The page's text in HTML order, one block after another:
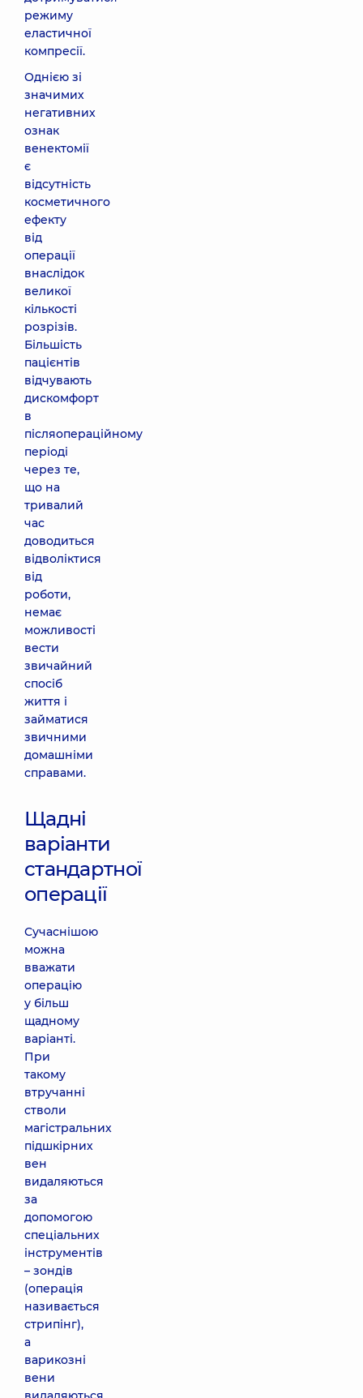
режиму
еластичної
компресії.
Однією зі
значимих
негативних
ознак
венектомії
є
відсутність
косметичного
ефекту
від
операції
внаслідок
великої
кількості
розрізів.
Більшість
пацієнтів
відчувають
дискомфорт
в
післяопераційному
періоді
через те,
що на
тривалий
час
доводиться
відволіктися
від
роботи,
немає
можливості
вести
звичайний
спосіб
життя і
займатися
звичними
домашніми
справами.
Щадні
варіанти
стандартної
операції
Сучаснішою
можна
вважати
операцію
у більш
щадному
варіанті.
При
такому
втручанні
стволи
магістральних
підшкірних
вен
видаляються
за
допомогою
спеціальних
інструментів
– зондів
(операція
називається
стрипінг),
а
варикозні
вени